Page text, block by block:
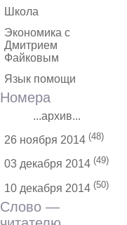
Школа
Экономика с
Дмитрием
Файковым
Язык помощи
Номера
...архив...
26 ноября 2014 (48)
03 декабря 2014 (49)
10 декабря 2014 (50)
Слово —